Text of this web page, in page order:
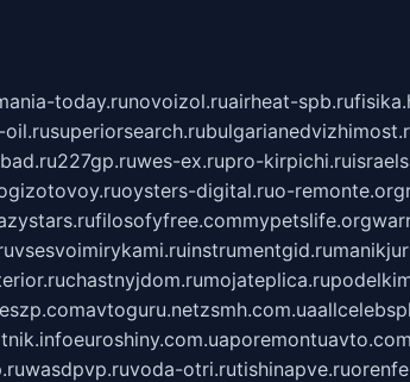
today.runovoizol.ruairheat-spb.ru
superiorsearch.ru
227gp.ruwes-ex.rupro-kirpichi.ru
oysters-digital.ruo-remonte.org
filosofyfree.commypetslife.org
vsesvoimirykami.ruinstrumentgid.ru
chastnyjdom.rumojateplica.ru
avtoguru.netzsmh.com.ua
euroshiny.com.uaporemontuavto.com
wasdpvp.ruvoda-otri.rutishinapve.ru